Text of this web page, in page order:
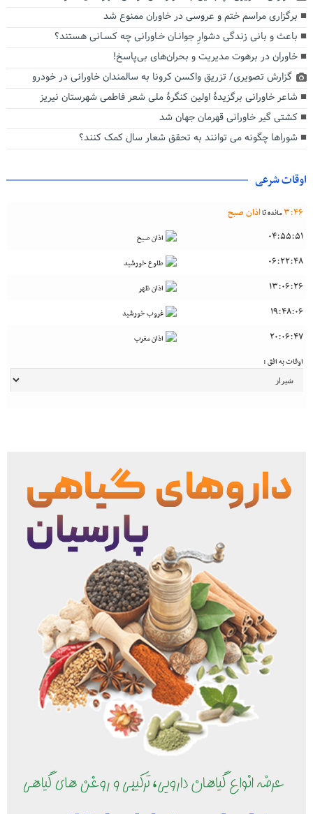
برگزاری مراسم ختم و عروسی در خاوران ممنوع شد
باعث و بانی زندگی دشوارِ جوانـان خـاورانی چه کسـانی هستند؟
خاوران در برهوت مدیریت و بحران‌های بی‌پاسخ!
گزارش تصویری/ تزریق واکسن کرونا به سالمندان خاورانی در خودرو
شاعر خاورانی برگزیدۀ اولین کنگرۀ ملی شعر فاطمی شهرستان نیریز
کشتی گیر خاورانی قهرمان جهان شد
شوراها چگونه می توانند به تحقق شعار سال کمک کنند؟
اوقات شرعی
3:46 مانده تااذان صبح
04:55:51
اذان صبح
06:22:48 طلوع خورشید
13:06:26 اذان ظهر
19:48:06 غروب خورشید
20:06:47
اذان مغرب
اوقات به افق :